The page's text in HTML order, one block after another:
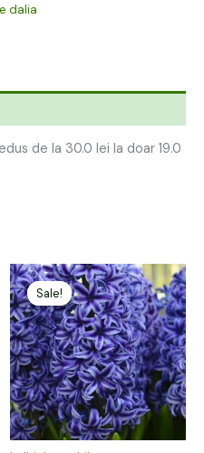
dalia
de la 30.0 lei la doar 19.0
Sale!
Sale!
Prețul
inițial
a
fost:
24,00 lei.
Prețul
curent
este:
12,00 lei.